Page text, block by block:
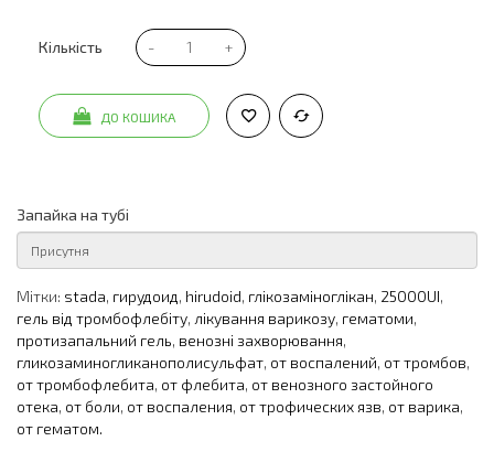
Кількість
ДО КОШИКА
Запайка на тубі
Мітки: stada, гирудоид, hirudoid, глікозаміноглікан, 25000UI,
гель від тромбофлебіту, лікування варикозу, гематоми,
протизапальний гель, венозні захворювання,
гликозаминогликанополисульфат, от воспалений, от тромбов,
от тромбофлебита, от флебита, от венозного застойного
отека, от боли, от воспаления, от трофических язв, от варика,
от гематом.